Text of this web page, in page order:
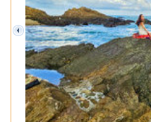
prev